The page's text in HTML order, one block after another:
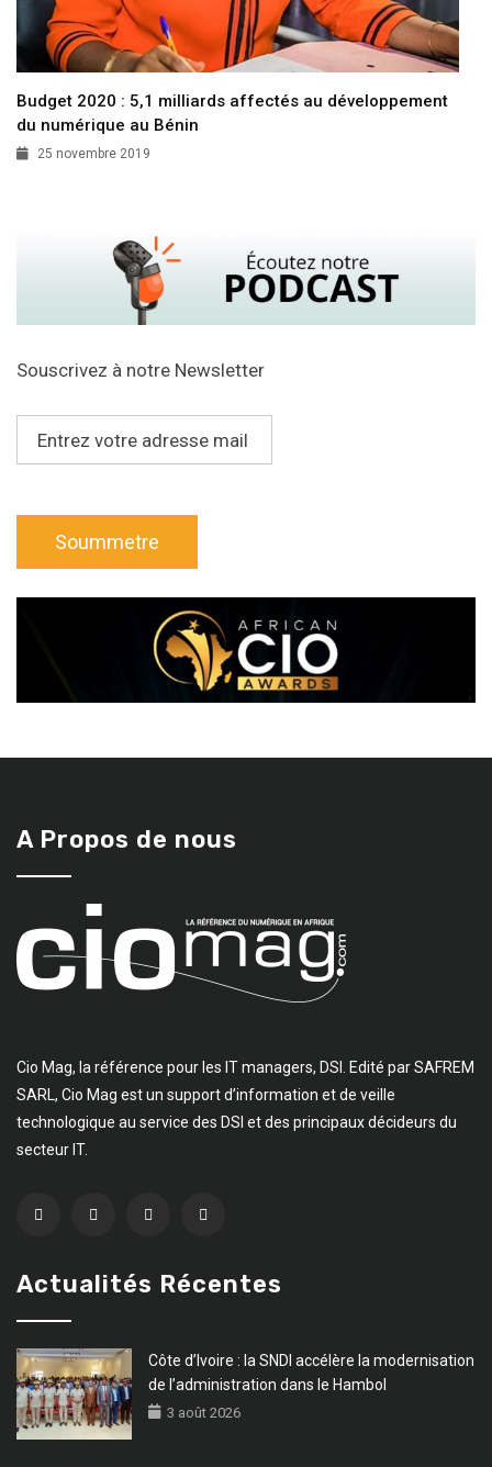
Budget 2020 : 5,1 milliards affectés au développement
du numérique au Bénin
25 novembre 2019
Souscrivez à notre Newsletter
A Propos de nous
Cio Mag, la référence pour les IT managers, DSI. Edité par SAFREM
SARL, Cio Mag est un support d’information et de veille
technologique au service des DSI et des principaux décideurs du
secteur IT.
Actualités Récentes
Côte d’Ivoire : la SNDI accélère la modernisation
de l’administration dans le Hambol
3 août 2026